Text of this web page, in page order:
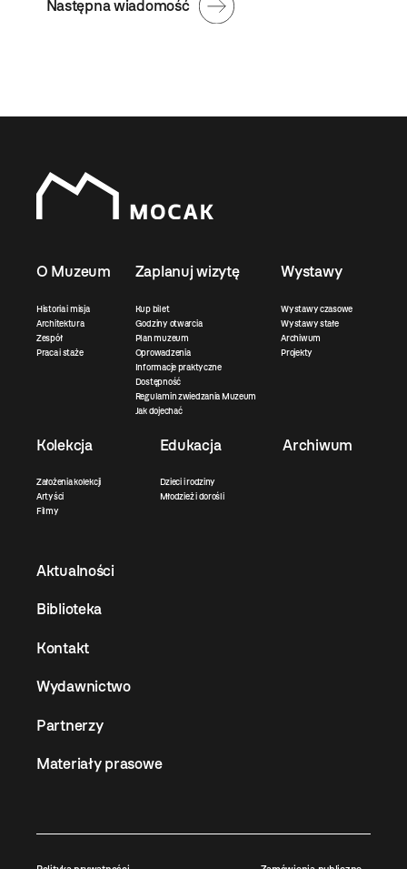
Następna wiadomość
O Muzeum
Historia i misja
Architektura
Zespół
Praca i staże
Zaplanuj wizytę
Kup bilet
Godziny otwarcia
Plan muzeum
Oprowadzenia
Informacje praktyczne
Dostępność
Regulamin zwiedzania Muzeum
Jak dojechać
Wystawy
Wystawy czasowe
Wystawy stałe
Archiwum
Projekty
Kolekcja
Założenia kolekcji
Artyści
Filmy
Edukacja
Dzieci i rodziny
Młodzież i dorośli
Archiwum
Aktualności
Biblioteka
Kontakt
Wydawnictwo
Partnerzy
Materiały prasowe